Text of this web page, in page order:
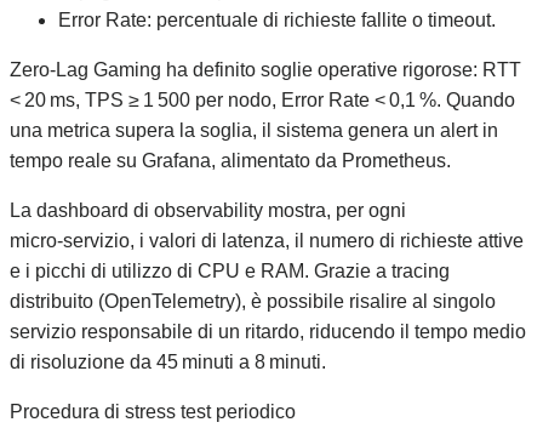
Error Rate: percentuale di richieste fallite o timeout.
Zero‑Lag Gaming ha definito soglie operative rigorose: RTT
< 20 ms, TPS ≥ 1 500 per nodo, Error Rate < 0,1 %. Quando
una metrica supera la soglia, il sistema genera un alert in
tempo reale su Grafana, alimentato da Prometheus.
La dashboard di observability mostra, per ogni
micro‑servizio, i valori di latenza, il numero di richieste attive
e i picchi di utilizzo di CPU e RAM. Grazie a tracing
distribuito (OpenTelemetry), è possibile risalire al singolo
servizio responsabile di un ritardo, riducendo il tempo medio
di risoluzione da 45 minuti a 8 minuti.
Procedura di stress test periodico